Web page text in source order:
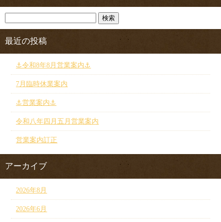
最近の投稿
⚓︎令和8年8月営業案内⚓︎
7月臨時休業案内
⚓︎営業案内⚓︎
令和八年四月五月営業案内
営業案内訂正
アーカイブ
2026年8月
2026年6月